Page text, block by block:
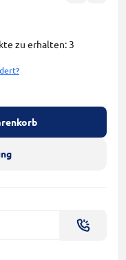
zu erhalten: 3